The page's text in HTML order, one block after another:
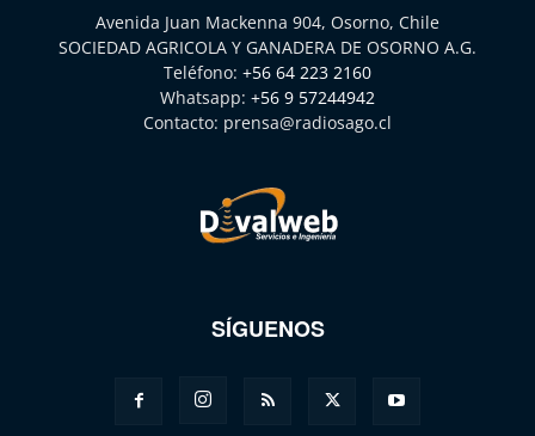
Avenida Juan Mackenna 904, Osorno, Chile
SOCIEDAD AGRICOLA Y GANADERA DE OSORNO A.G.
Teléfono: +56 64 223 2160
Whatsapp: +56 9 57244942
Contacto: prensa@radiosago.cl
SÍGUENOS